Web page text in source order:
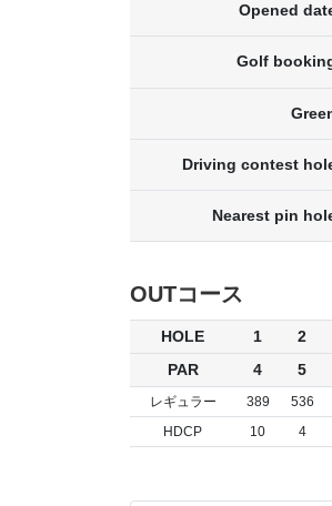
Opened
Golf
Driving contest
Nearest pin
OUTコース
HOLE 1 2
PAR
4 5
レギュラー 389 536
HDCP
10 4